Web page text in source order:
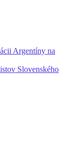
Argentíny na
Slovenského